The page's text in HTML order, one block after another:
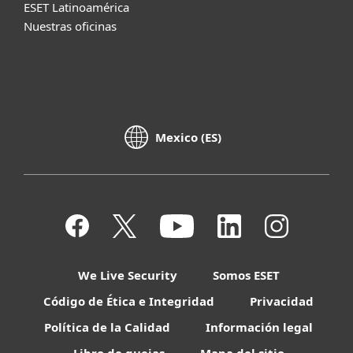
ESET Latinoamérica
Nuestras oficinas
Mexico (ES)
We Live Security
Somos ESET
Código de Ética e Integridad
Privacidad
Política de la Calidad
Información legal